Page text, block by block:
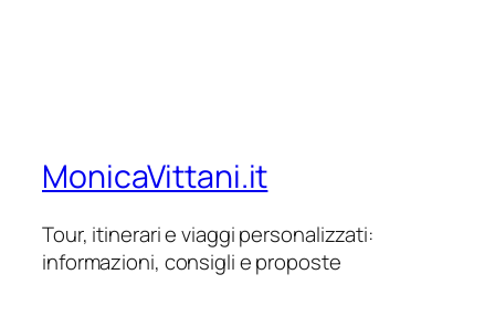
MonicaVittani.it
Tour, itinerari e viaggi personalizzati:
informazioni, consigli e proposte